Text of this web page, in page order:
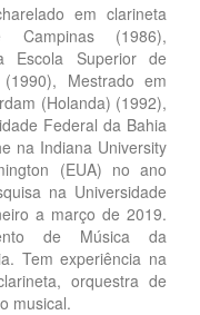
em clarineta
Campinas (1986),
Escola Superior de
Mestrado em
(Holanda) (1992),
Federal da Bahia
na Indiana University
(EUA) no ano
na Universidade
a março de 2019.
de Música da
Tem experiência na
orquestra de
musical.